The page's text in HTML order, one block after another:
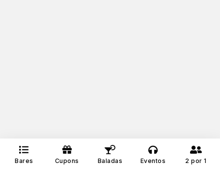
Bares Cupons Baladas Eventos 2 por 1